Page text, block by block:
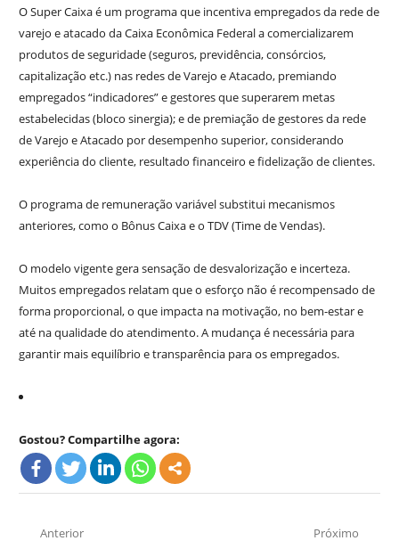
O Super Caixa é um programa que incentiva empregados da rede de
varejo e atacado da Caixa Econômica Federal a comercializarem
produtos de seguridade (seguros, previdência, consórcios,
capitalização etc.) nas redes de Varejo e Atacado, premiando
empregados “indicadores” e gestores que superarem metas
estabelecidas (bloco sinergia); e de premiação de gestores da rede
de Varejo e Atacado por desempenho superior, considerando
experiência do cliente, resultado financeiro e fidelização de clientes.
O programa de remuneração variável substitui mecanismos
anteriores, como o Bônus Caixa e o TDV (Time de Vendas).
O modelo vigente gera sensação de desvalorização e incerteza.
Muitos empregados relatam que o esforço não é recompensado de
forma proporcional, o que impacta na motivação, no bem-estar e
até na qualidade do atendimento. A mudança é necessária para
garantir mais equilíbrio e transparência para os empregados.
Gostou? Compartilhe agora:
Navegação
Anterior
Próximo